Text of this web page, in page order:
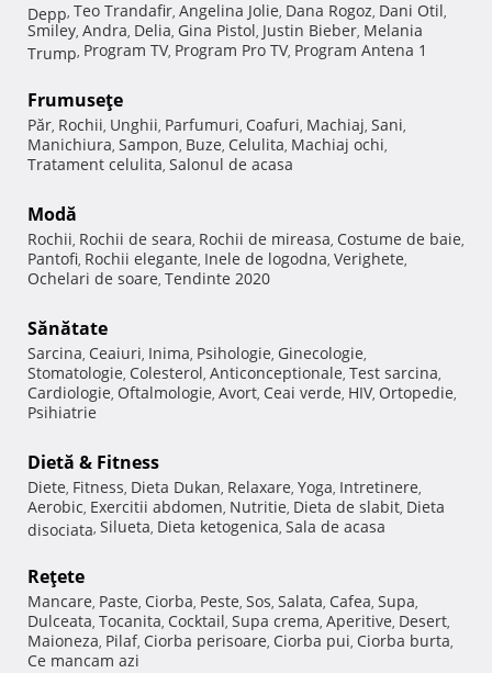
Depp, Teo Trandafir, Angelina Jolie, Dana Rogoz, Dani Otil,
Smiley, Andra, Delia, Gina Pistol, Justin Bieber, Melania
Trump, Program TV, Program Pro TV, Program Antena 1
Frumuseţe
Păr, Rochii, Unghii, Parfumuri, Coafuri, Machiaj, Sani,
Manichiura, Sampon, Buze, Celulita, Machiaj ochi,
Tratament celulita, Salonul de acasa
Modă
Rochii, Rochii de seara, Rochii de mireasa, Costume de baie,
Pantofi, Rochii elegante, Inele de logodna, Verighete,
Ochelari de soare, Tendinte 2020
Sănătate
Sarcina, Ceaiuri, Inima, Psihologie, Ginecologie,
Stomatologie, Colesterol, Anticonceptionale, Test sarcina,
Cardiologie, Oftalmologie, Avort, Ceai verde, HIV, Ortopedie,
Psihiatrie
Dietă & Fitness
Diete, Fitness, Dieta Dukan, Relaxare, Yoga, Intretinere,
Aerobic, Exercitii abdomen, Nutritie, Dieta de slabit, Dieta
disociata, Silueta, Dieta ketogenica, Sala de acasa
Reţete
Mancare, Paste, Ciorba, Peste, Sos, Salata, Cafea, Supa,
Dulceata, Tocanita, Cocktail, Supa crema, Aperitive, Desert,
Maioneza, Pilaf, Ciorba perisoare, Ciorba pui, Ciorba burta,
Ce mancam azi